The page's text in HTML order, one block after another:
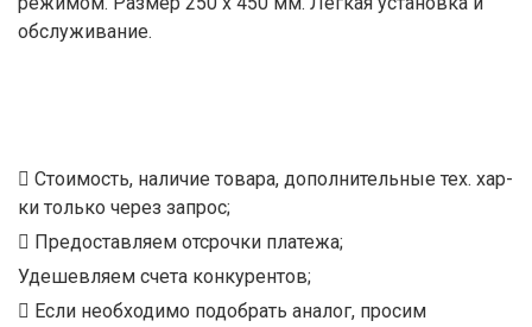
обслуживание.
Стоимость, наличие товара, дополнительные тех. хар-
ки только через запрос;
Предоставляем отсрочки платежа;
Удешевляем счета конкурентов;
Если необходимо подобрать аналог, просим